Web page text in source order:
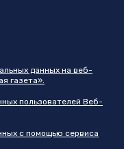
данных на веб-
газета».
пользователей Веб-
с помощью сервиса